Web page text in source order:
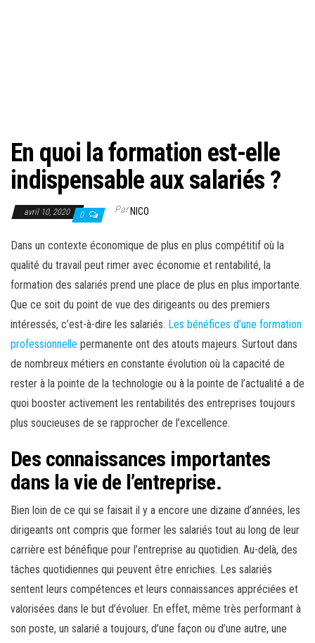
En quoi la formation est-elle
indispensable aux salariés ?
avril 10, 2020 0 ParNICO
Dans un contexte économique de plus en plus compétitif où la
qualité du travail peut rimer avec économie et rentabilité, la
formation des salariés prend une place de plus en plus importante.
Que ce soit du point de vue des dirigeants ou des premiers
intéressés, c’est-à-dire les salariés. Les bénéfices d’une formation
professionnelle permanente ont des atouts majeurs. Surtout dans
de nombreux métiers en constante évolution où la capacité de
rester à la pointe de la technologie ou à la pointe de l’actualité a de
quoi booster activement les rentabilités des entreprises toujours
plus soucieuses de se rapprocher de l’excellence.
Des connaissances importantes
dans la vie de l’entreprise.
Bien loin de ce qui se faisait il y a encore une dizaine d’années, les
dirigeants ont compris que former les salariés tout au long de leur
carrière est bénéfique pour l’entreprise au quotidien. Au-delà, des
tâches quotidiennes qui peuvent être enrichies. Les salariés
sentent leurs compétences et leurs connaissances appréciées et
valorisées dans le but d’évoluer. En effet, même très performant à
son poste, un salarié a toujours, d’une façon ou d’une autre, une